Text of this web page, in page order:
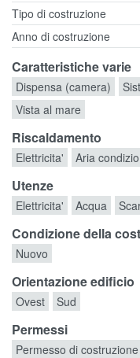
Tipo di costruzione
Anno di costruzione
Caratteristiche varie
Dispensa (camera)
Vista al mare
Riscaldamento
Elettricita' Aria
Utenze
Elettricita' Acqua
Condizione della
Nuovo
Orientazione edificio
Ovest Sud
Permessi
Permesso di costruzione